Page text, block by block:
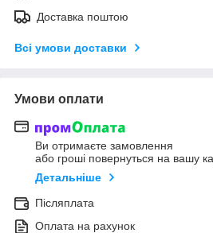
Доставка поштою
Всі умови доставки
Умови оплати
Ви отримаєте замовлення
або гроші повернуться на вашу
Детальніше
Післяплата
Оплата на рахунок